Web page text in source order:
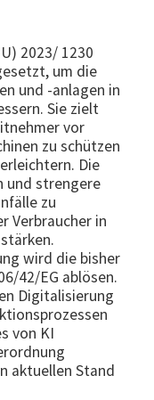
2023/ 1230
um die
und -anlagen in
Sie zielt
vor
zu schützen
Die
und strengere
zu
Verbraucher in
wird die bisher
42/EG ablösen.
Digitalisierung
von KI
aktuellen Stand